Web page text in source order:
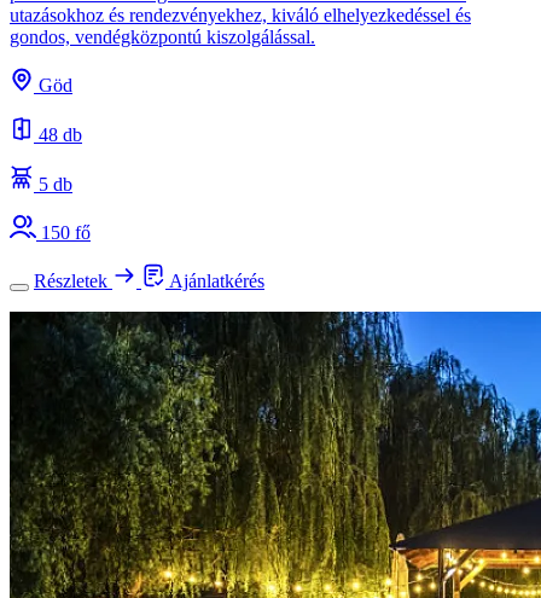
utazásokhoz és rendezvényekhez, kiváló elhelyezkedéssel és
gondos, vendégközpontú kiszolgálással.
Göd
48 db
5 db
150 fő
Részletek Ajánlatkérés